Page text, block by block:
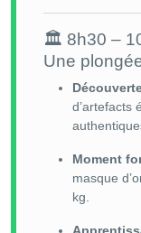
🏛 8h30 –
Une
d’artefacts
Moment
masque
kg.